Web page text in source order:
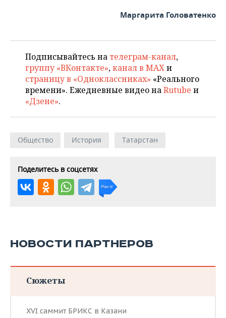
Маргарита Головатенко
Подписывайтесь на телеграм-канал,
группу «ВКонтакте»,канал в MAXи
страницу в «Одноклассниках» «Реального
времени». Ежедневные видео наRutube и
«Дзене».
Общество История Татарстан
Поделитесь в соцсетях
НОВОСТИ ПАРТНЕРОВ
Сюжеты
XVI саммит БРИКС в Казани